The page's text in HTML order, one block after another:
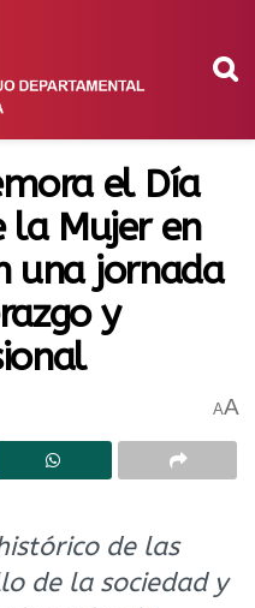
el Día
la Mujer en
una jornada
y
AA
de las
de la sociedad y